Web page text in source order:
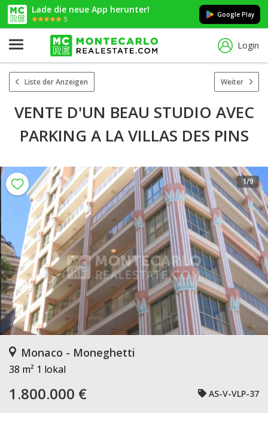
Lade die neue App herunter!
5
Google Play
Login
Liste der Anzeigen Weiter
VENTE D'UN BEAU STUDIO AVEC
PARKING A LA VILLAS DES PINS
1/9
Monaco - Moneghetti
38 m² 1 lokal
1.800.000 € AS-V-VLP-37